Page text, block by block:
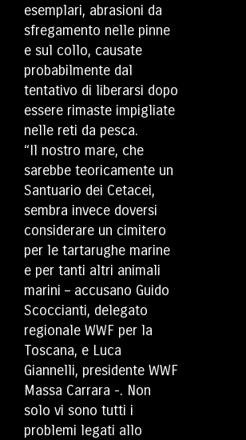
esemplari, abrasioni da
sfregamento nelle pinne
e sul collo, causate
probabilmente dal
tentativo di liberarsi dopo
essere rimaste impigliate
nelle reti da pesca.
“Il nostro mare, che
sarebbe teoricamente un
Santuario dei Cetacei,
sembra invece doversi
considerare un cimitero
per le tartarughe marine
e per tanti altri animali
marini – accusano Guido
Scoccianti, delegato
regionale WWF per la
Toscana, e Luca
Giannelli, presidente WWF
Massa Carrara -. Non
solo vi sono tutti i
problemi legati allo